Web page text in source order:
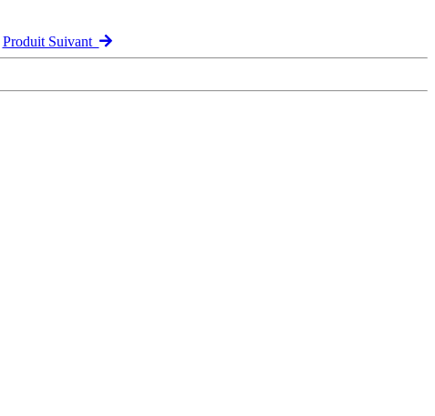
Produit Suivant